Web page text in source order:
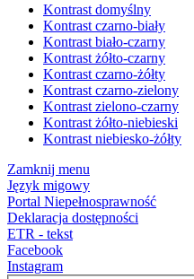
Kontrast domyślny
Kontrast czarno-biały
Kontrast biało-czarny
Kontrast żółto-czarny
Kontrast czarno-żółty
Kontrast czarno-zielony
Kontrast zielono-czarny
Kontrast żółto-niebieski
Kontrast niebiesko-żółty
Zamknij menu
Język migowy
Portal Niepełnosprawność
Deklaracja dostępności
ETR - tekst
Facebook
Instagram